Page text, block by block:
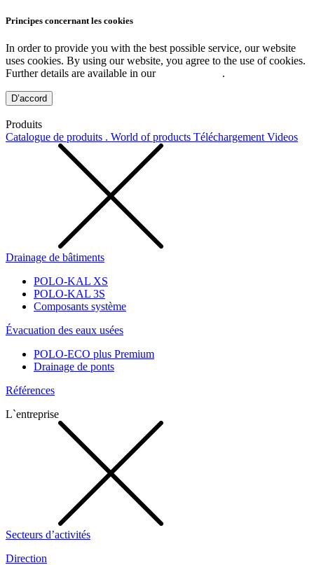
Principes concernant les cookies
In order to provide you with the best possible service, our website
uses cookies. By using our website, you agree to the use of cookies.
Further details are available in our
.
D’accord
Produits
Catalogue de produits . World of products Téléchargement Videos
Drainage de bâtiments
POLO-KAL XS
POLO-KAL 3S
Composants système
Évacuation des eaux usées
POLO-ECO plus Premium
Drainage de ponts
Références
L`entreprise
Secteurs d’activités
Direction